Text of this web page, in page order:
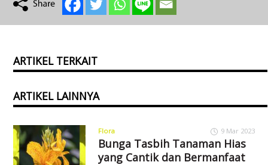
ARTIKEL TERKAIT
ARTIKEL LAINNYA
Flora 9 Mar 2023
Bunga Tasbih Tanaman Hias
yang Cantik dan Bermanfaat